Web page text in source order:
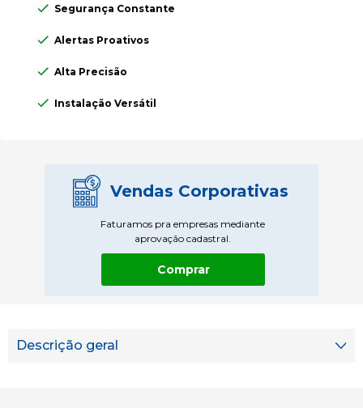
Segurança Constante
Alertas Proativos
Alta Precisão
Instalação Versátil
Vendas Corporativas
Faturamos pra empresas mediante
aprovação cadastral.
Comprar
Descrição geral